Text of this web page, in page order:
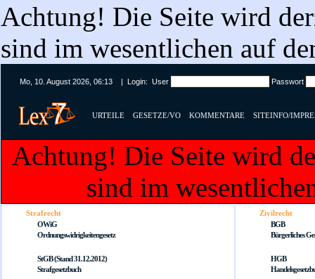
Achtung! Die Seite wird
sind im wesentlichen auf
Mo, 10. August 2026, 06:13 | Login: User Passwort
URTEILE GESETZE/VO KOMMENTARE SITEINFO/
Achtung! Die Seite wird
sind im
Strafrecht
OWiG
Ordnungswidrigkeitengesetz
StGB (Stand 31.12.2012)
Strafgesetzbuch
Zivilrecht
BGB
Bürgerliches
HGB